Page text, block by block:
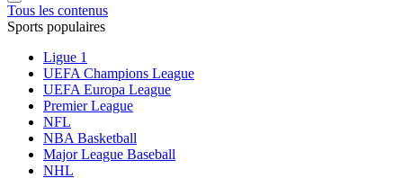
Tous les contenus
Sports populaires
Ligue 1
UEFA Champions League
UEFA Europa League
Premier League
NFL
NBA Basketball
Major League Baseball
NHL